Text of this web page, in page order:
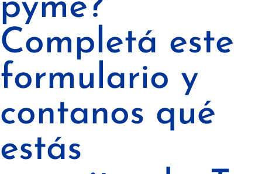
pyme?
Completá este
formulario y
contanos qué
estás